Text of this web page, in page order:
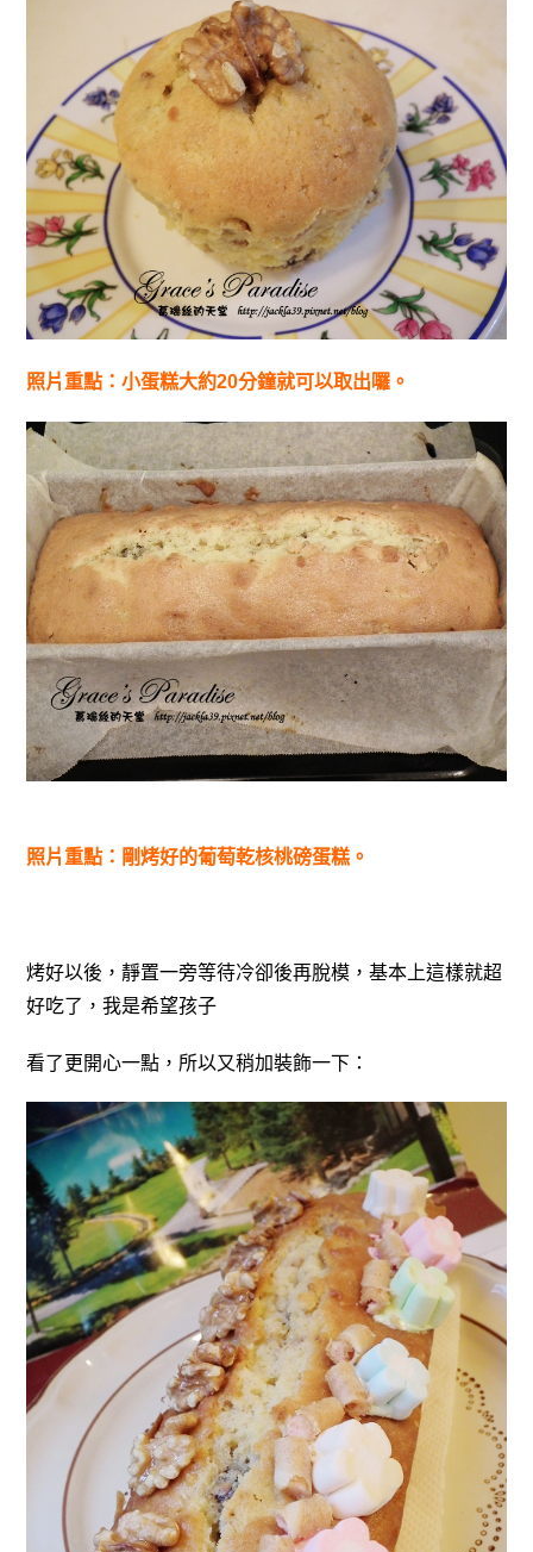
照片重點：小蛋糕大約20分鐘就可以取出囉。
照片重點：剛烤好的葡萄乾核桃磅蛋糕。
烤好以後，靜置一旁等待冷卻後再脫模，基本上這樣就超
好吃了，我是希望孩子
看了更開心一點，所以又稍加裝飾一下：